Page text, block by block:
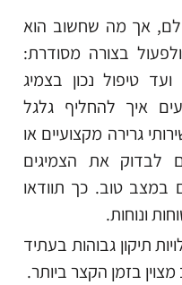
אך מה שחשוב הוא
בצורה מסודרת:
טיפול נכון בצמיג
איך להחליף גלגל
גרירה מקצועיים או
לבדוק את הצמיגים
במצב טוב. כך תוודאו
ונוחות.
תיקון גבוהות בעתיד
בזמן הקצר ביותר.